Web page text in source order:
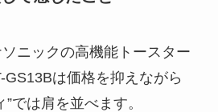
ニックの高機能トースター
GS13Bは価格を抑えながら
では肩を並べます。